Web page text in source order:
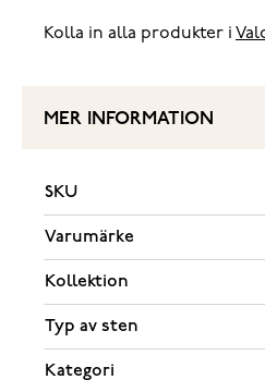
Kolla in alla produkter i
MER INFORMATION
SKU
Varumärke
Kollektion
Typ av sten
Kategori